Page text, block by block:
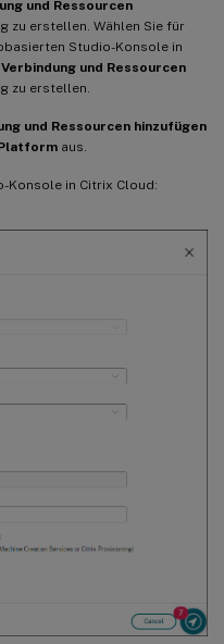
und Ressourcen
zu erstellen. Wählen Sie für
Studio-Konsole in
und Ressourcen
zu erstellen.
und Ressourcen hinzufügen
aus.
Konsole in Citrix Cloud: